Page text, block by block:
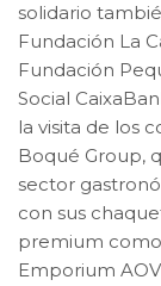
solidario
Fundación La
Fundación
Social
la visita de los
Boqué Group,
sector
con sus
premium como
Emporium